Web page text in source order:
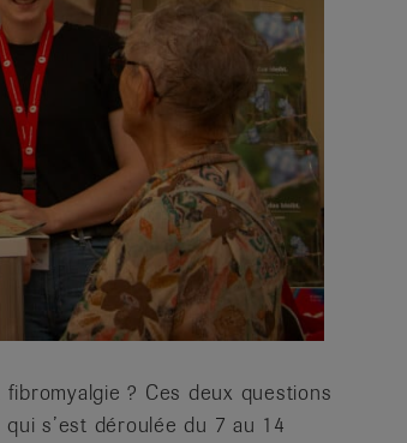
? Ces deux questions
s’est déroulée du 7 au 14